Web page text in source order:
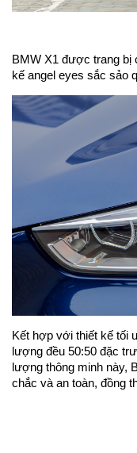
BMW X1 được trang bị
kế angel eyes sắc sảo
Kết hợp với thiết kế tối
lượng đều 50:50 đặc
lượng thông minh này,
chắc và an toàn, đồng